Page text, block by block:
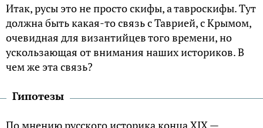
Итак, русы это не просто скифы, а тавроскифы. Тут
должна быть какая-то связь с Таврией, с Крымом,
очевидная для византийцев того времени, но
ускользающая от внимания наших историков. В
чем же эта связь?
Гипотезы
По мнению русского историка конца XIX —